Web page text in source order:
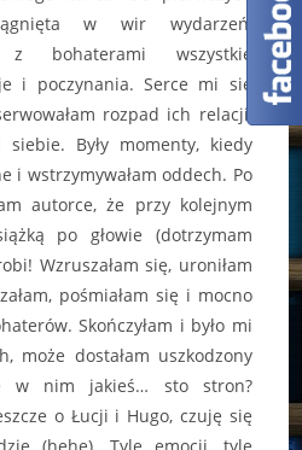
w wir wydarzeń,
z bohaterami wszystkie
i poczynania. Serce mi się
rozpad ich relacji,
Były momenty, kiedy
i wstrzymywałam oddech. Po
autorce, że przy kolejnym
po głowie (dotrzymam
Wzruszałam się, uroniłam
pośmiałam się i mocno
Skończyłam i było mi
może dostałam uszkodzony
w nim jakieś… sto stron?
o Łucji i Hugo, czuję się